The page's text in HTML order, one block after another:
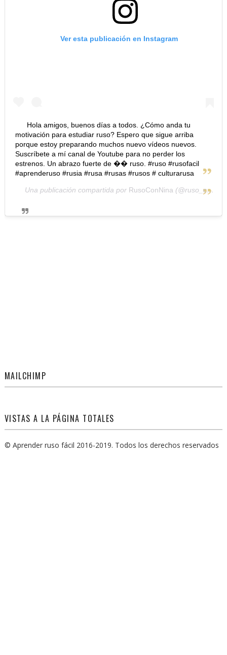
Ver esta publicación en Instagram
Hola amigos, buenos días a todos. ¿Cómo anda tu
motivación para estudiar ruso? Espero que sigue arriba
porque estoy preparando muchos nuevo vídeos nuevos.
Suscríbete a mí canal de Youtube para no perder los
estrenos. Un abrazo fuerte de �� ruso. #ruso #rusofacil
#aprenderuso #rusia #rusa #rusas #rusos # culturarusa
Una publicación compartida por RusoConNina (@ruso_con_nina) el
MAILCHIMP
VISTAS A LA PÁGINA TOTALES
© Aprender ruso fácil 2016-2019. Todos los derechos reservados